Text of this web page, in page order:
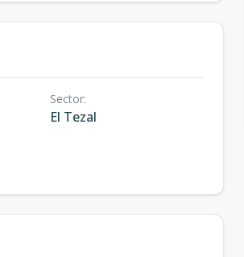
Sector:
El Tezal